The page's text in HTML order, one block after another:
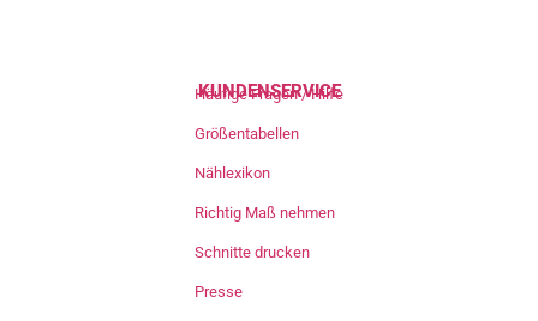
KUNDENSERVICE
Häufige Fragen / Hilfe
Größentabellen
Nählexikon
Richtig Maß nehmen
Schnitte drucken
Presse